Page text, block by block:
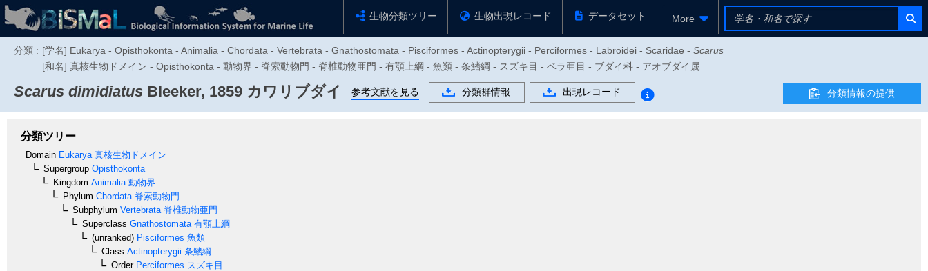
生物分類ツリー 生物出現レコード データセット More
分類 : [学名] Eukarya - Opisthokonta - Animalia - Chordata - Vertebrata - Gnathostomata - Pisciformes - Actinopterygii - Perciformes - Labroidei - Scaridae - Scarus
[和名] 真核生物ドメイン - Opisthokonta - 動物界 - 脊索動物門 - 脊椎動物亜門 - 有顎上綱 - 魚類 - 条鰭綱 - スズキ目 - ベラ亜目 - ブダイ科 - アオブダイ属
Scarus dimidiatus Bleeker, 1859 カワリブダイ 参考文献を見る 分類群情報 出現レコード 分類情報の提供
分類ツリー
Domain Eukarya 真核生物ドメイン
Supergroup Opisthokonta
Kingdom Animalia 動物界
Phylum Chordata 脊索動物門
Subphylum Vertebrata 脊椎動物亜門
Superclass Gnathostomata 有顎上綱
(unranked) Pisciformes 魚類
Class Actinopterygii 条鰭綱
OrderPerciformes スズキ目